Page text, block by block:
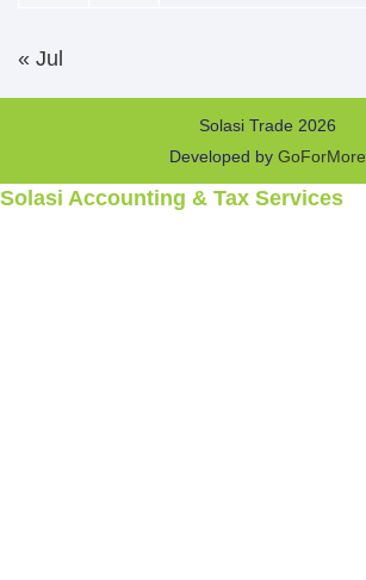
« Jul
Solasi Trade 2026
Developed by GoForMore
Solasi Accounting & Tax Services